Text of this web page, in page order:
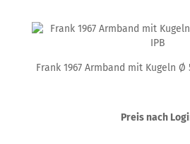
Frank 1967 Armband mit Kugeln Ø
Preis nach